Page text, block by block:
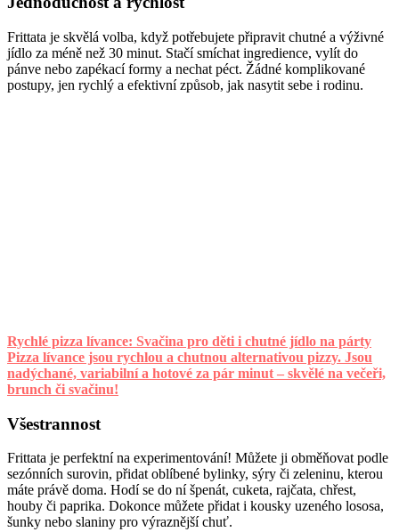
Frittata je skvělá volba, když potřebujete připravit chutné a výživné
jídlo za méně než 30 minut. Stačí smíchat ingredience, vylít do
pánve nebo zapékací formy a nechat péct. Žádné komplikované
postupy, jen rychlý a efektivní způsob, jak nasytit sebe i rodinu.
Rychlé pizza lívance: Svačina pro děti i chutné jídlo na párty
Pizza lívance jsou rychlou a chutnou alternativou pizzy. Jsou
nadýchané, variabilní a hotové za pár minut – skvělé na večeři,
brunch či svačinu!
Všestrannost
Frittata je perfektní na experimentování! Můžete ji obměňovat podle
sezónních surovin, přidat oblíbené bylinky, sýry či zeleninu, kterou
máte právě doma. Hodí se do ní špenát, cuketa, rajčata, chřest,
houby či paprika. Dokonce můžete přidat i kousky uzeného lososa,
šunky nebo slaniny pro výraznější chuť.